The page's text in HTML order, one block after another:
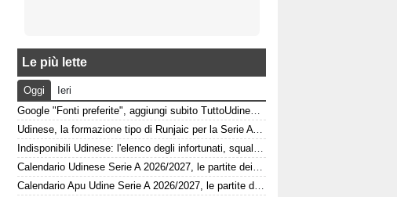
Le più lette
Oggi
Ieri
Google "Fonti preferite", aggiungi subito TuttoUdinese e personalizza le tue notizie
Udinese, la formazione tipo di Runjaic per la Serie A 2026/2027
Indisponibili Udinese: l'elenco degli infortunati, squalificati e diffidati
Calendario Udinese Serie A 2026/2027, le partite dei bianconeri: date e orari
Calendario Apu Udine Serie A 2026/2027, le partite dei bianconeri in Lba: date e orari